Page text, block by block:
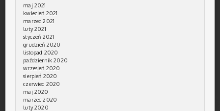
maj 2021
kwiecień 2021
marzec 2021
luty 2021
styczeń 2021
grudzień 2020
listopad 2020
październik 2020
wrzesień 2020
sierpień 2020
czerwiec 2020
maj 2020
marzec 2020
luty 2020